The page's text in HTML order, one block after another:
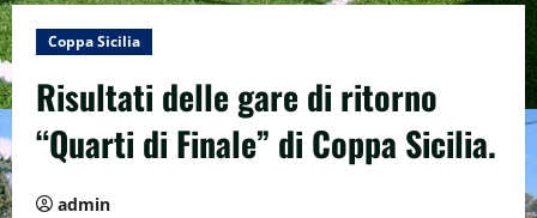
Coppa Sicilia
Risultati delle gare di ritorno
“Quarti di Finale” di Coppa Sicilia.
admin